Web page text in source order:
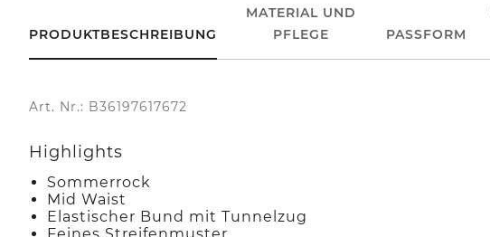
PRODUKTBESCHREIBUNG
MATERIAL UND
PFLEGE
PASSFORM
Art. Nr.: B36197617672
Highlights
Sommerrock
Mid Waist
Elastischer Bund mit Tunnelzug